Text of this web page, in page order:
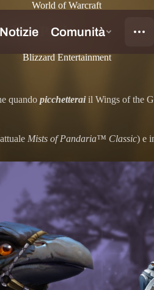
World of Warcraft
Pack
Blizzard Entertainment
quando picchetteraiil Wings of the
Mists of Pandaria™ Classic) e